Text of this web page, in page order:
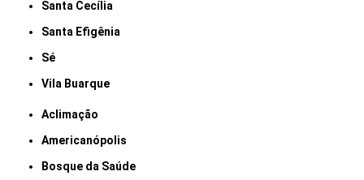
Santa Cecília
Santa Efigênia
Sé
Vila Buarque
Aclimação
Americanópolis
Bosque da Saúde